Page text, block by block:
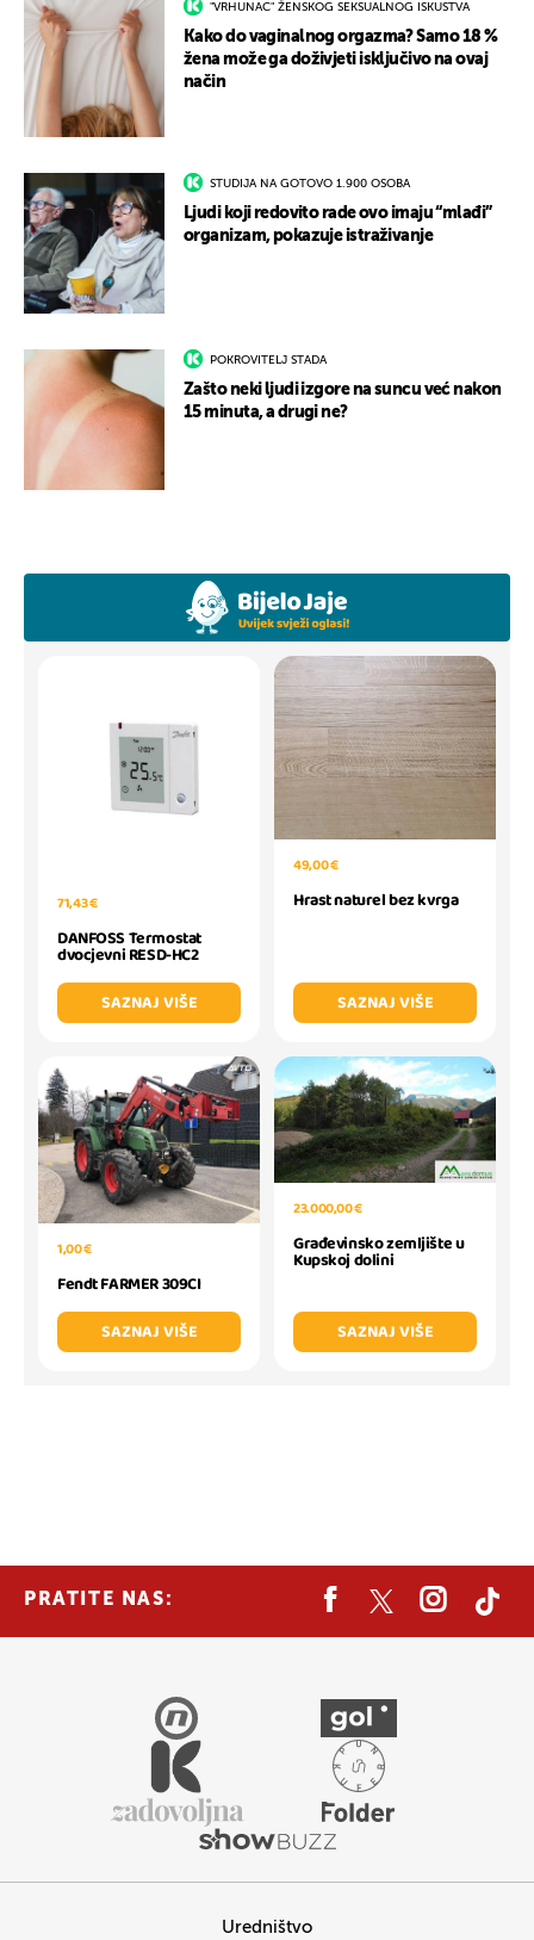
"VRHUNAC" ŽENSKOG SEKSUALNOG ISKUSTVA
Kako do vaginalnog orgazma? Samo 18 %
žena može ga doživjeti isključivo na ovaj
način
STUDIJA NA GOTOVO 1.900 OSOBA
Ljudi koji redovito rade ovo imaju “mlađi”
organizam, pokazuje istraživanje
POKROVITELJ STADA
Zašto neki ljudi izgore na suncu već nakon
15 minuta, a drugi ne?
71,43 €
DANFOSS Termostat
dvocjevni RESD-HC2
SAZNAJ VIŠE
49,00 €
Hrast naturel bez kvrga
SAZNAJ VIŠE
1,00 €
Fendt FARMER 309CI
SAZNAJ VIŠE
23.000,00 €
Građevinsko zemljište u
Kupskoj dolini
SAZNAJ VIŠE
PRATITE NAS:
Uredništvo